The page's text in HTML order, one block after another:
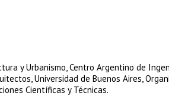
y Urbanismo, Centro Argentino de
Universidad de Buenos Aires,
Científicas y Técnicas.